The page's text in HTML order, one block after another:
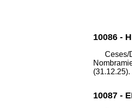
10086 -
(31.12.25).
10087 -